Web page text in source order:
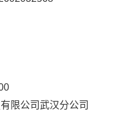
限公司武汉分公司